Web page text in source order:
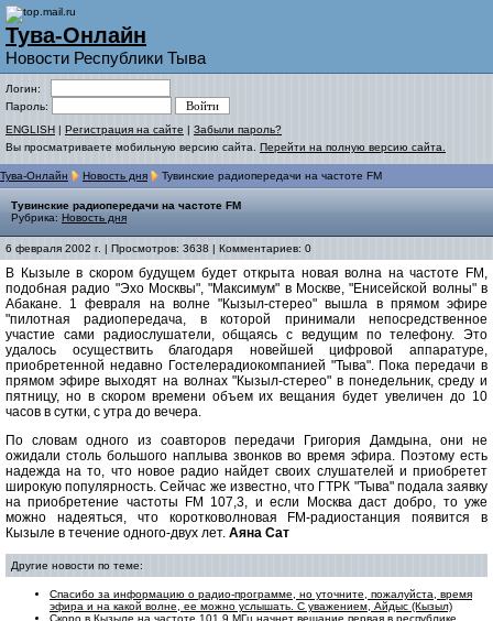
Тува-Онлайн
Новости Республики Тыва
Логин:
Пароль:
ENGLISH | Регистрация на сайте | Забыли пароль?
Вы просматриваете мобильную версию сайта. Перейти на полную версию сайта.
Тува-Онлайн Новость дня Тувинские радиопередачи на частоте FM
Тувинские радиопередачи на частоте FM
Рубрика: Новость дня
6 февраля 2002 г. | Просмотров: 3638 | Комментариев: 0
В Кызыле в скором будущем будет открыта новая волна на частоте FM,
подобная радио "Эхо Москвы", "Максимум" в Москве, "Енисейской волны" в
Абакане. 1 февраля на волне "Кызыл-стерео" вышла в прямом эфире
"пилотная радиопередача, в которой принимали непосредственное
участие сами радиослушатели, общаясь с ведущим по телефону. Это
удалось осуществить благодаря новейшей цифровой аппаратуре,
приобретенной недавно Гостелерадиокомпанией "Тыва". Пока передачи в
прямом эфире выходят на волнах "Кызыл-стерео" в понедельник, среду и
пятницу, но в скором времени объем их вещания будет увеличен до 10
часов в сутки, с утра до вечера.
По словам одного из соавторов передачи Григория Дамдына, они не
ожидали столь большого наплыва звонков во время эфира. Поэтому есть
надежда на то, что новое радио найдет своих слушателей и приобретет
широкую популярность. Сейчас же известно, что ГТРК "Тыва" подала заявку
на приобретение частоты FM 107,3, и если Москва даст добро, то уже
можно надеяться, что коротковолновая FM-радиостанция появится в
Кызыле в течение одного-двух лет. Аяна Сат
Другие новости по теме:
Спасибо за информацию о радио-программе, но уточните, пожалуйста, время
эфира и на какой волне, ее можно услышать. С уважением, Айдыс (Кызыл)